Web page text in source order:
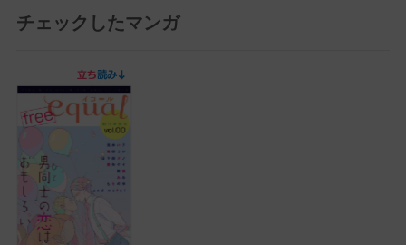
チェックしたマンガ